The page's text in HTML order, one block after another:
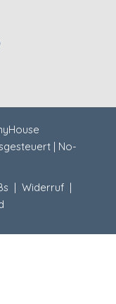
| No-
| Widerruf|